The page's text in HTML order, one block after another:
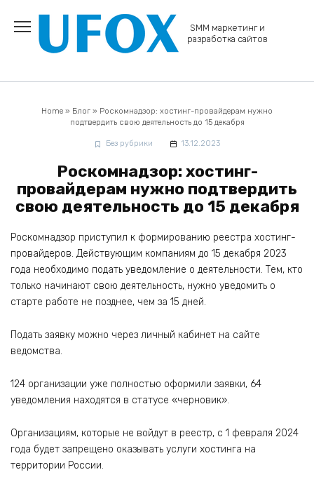
содержанию
SMM маркетинг и
разработка сайтов
Home » Блог » Роскомнадзор: хостинг-провайдерам нужно
подтвердить свою деятельность до 15 декабря
Без рубрики 13.12.2023
Роскомнадзор: хостинг-
провайдерам нужно подтвердить
свою деятельность до 15 декабря
Роскомнадзор приступил к формированию реестра хостинг-
провайдеров. Действующим компаниям до 15 декабря 2023
года необходимо подать уведомление о деятельности. Тем, кто
только начинают свою деятельность, нужно уведомить о
старте работе не позднее, чем за 15 дней.
Подать заявку можно через личный кабинет на сайте
ведомства.
124 организации уже полностью оформили заявки, 64
уведомления находятся в статусе «черновик».
Организациям, которые не войдут в реестр, с 1 февраля 2024
года будет запрещено оказывать услуги хостинга на
территории России.